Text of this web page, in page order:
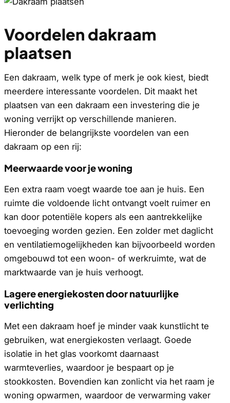
Voordelen dakraam
plaatsen
Een dakraam, welk type of merk je ook kiest, biedt
meerdere interessante voordelen. Dit maakt het
plaatsen van een dakraam een investering die je
woning verrijkt op verschillende manieren.
Hieronder de belangrijkste voordelen van een
dakraam op een rij:
Meerwaarde voor je woning
Een extra raam voegt waarde toe aan je huis. Een
ruimte die voldoende licht ontvangt voelt ruimer en
kan door potentiële kopers als een aantrekkelijke
toevoeging worden gezien. Een zolder met daglicht
en ventilatiemogelijkheden kan bijvoorbeeld worden
omgebouwd tot een woon- of werkruimte, wat de
marktwaarde van je huis verhoogt.
Lagere energiekosten door natuurlijke
verlichting
Met een dakraam hoef je minder vaak kunstlicht te
gebruiken, wat energiekosten verlaagt. Goede
isolatie in het glas voorkomt daarnaast
warmteverlies, waardoor je bespaart op je
stookkosten. Bovendien kan zonlicht via het raam je
woning opwarmen, waardoor de verwarming vaker